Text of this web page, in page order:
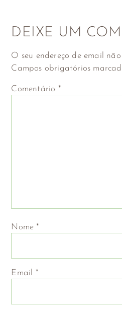
DEIXE UM
O seu endereço de email
Campos obrigatórios
Comentário *
Nome*
Email *